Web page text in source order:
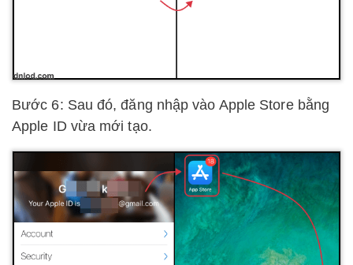
Bước 6: Sau đó, đăng nhập vào Apple Store bằng
Apple ID vừa mới tạo.